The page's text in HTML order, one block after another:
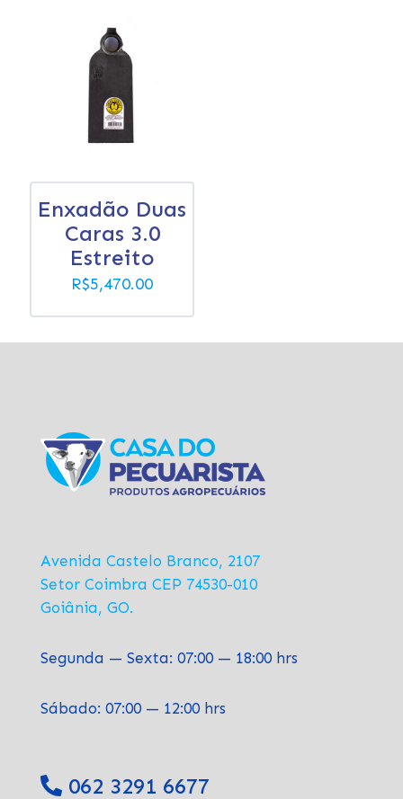
Enxadão Duas
Caras 3.0
Estreito
R$5,470.00
Avenida Castelo Branco, 2107
Setor Coimbra CEP 74530-010
Goiânia, GO.
Segunda — Sexta: 07:00 — 18:00 hrs
Sábado: 07:00 — 12:00 hrs
062 3291 6677